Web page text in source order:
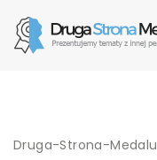
Druga-Strona-Medalu